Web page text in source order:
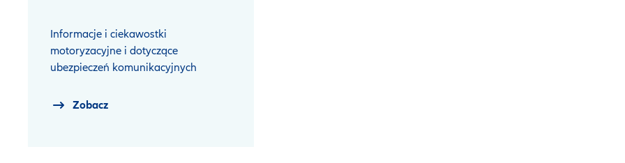
Informacje i ciekawostki
motoryzacyjne i dotyczące
ubezpieczeń komunikacyjnych
Zobacz